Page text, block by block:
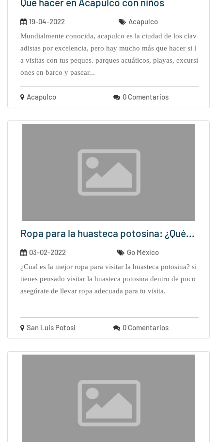
19-04-2022 Acapulco
mundialmente conocida, acapulco es la ciudad de los clav
adistas por excelencia, pero hay mucho más que hacer si l
a visitas con tus peques. parques acuáticos, playas, excursi
ones en barco y pasear...
Acapulco 0 Comentarios
Ropa para la huasteca potosina: ¿Qué...
03-02-2022 Go México
¿cual es la mejor ropa para visitar la huasteca potosina? si
tienes pensado visitar la huasteca potosina dentro de poco
asegúrate de llevar ropa adecuada para tu visita.
San Luis Potosi 0 Comentarios